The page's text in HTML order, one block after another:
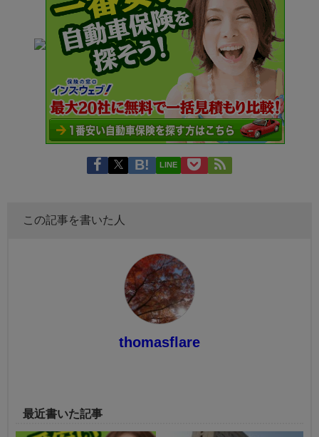
LINE
この記事を書いた人
thomasflare
最近書いた記事